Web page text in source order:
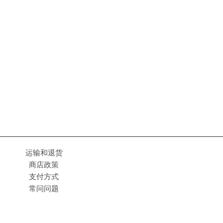
运输和退货
商店政策
支付方式
常问问题